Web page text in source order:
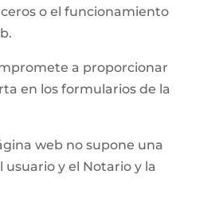
o el funcionamiento
a proporcionar
en los formularios de la
web no supone una
usuario y el Notario y la